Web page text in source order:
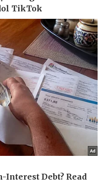
Đời sống
Nhà đẹp
Blog
Tình yêu - Gia đình